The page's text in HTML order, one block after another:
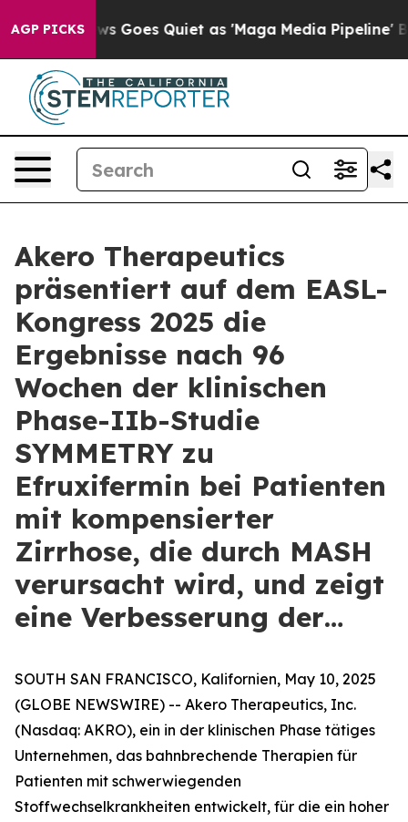
AGP PICKS
News Goes Quiet as 'Maga Media Pipeline' Backfires
Akero Therapeutics
präsentiert auf dem EASL-
Kongress 2025 die
Ergebnisse nach 96
Wochen der klinischen
Phase-IIb-Studie
SYMMETRY zu
Efruxifermin bei Patienten
mit kompensierter
Zirrhose, die durch MASH
verursacht wird, und zeigt
eine Verbesserung der…
SOUTH SAN FRANCISCO, Kalifornien, May 10, 2025
(GLOBE NEWSWIRE) -- Akero Therapeutics, Inc.
(Nasdaq: AKRO), ein in der klinischen Phase tätiges
Unternehmen, das bahnbrechende Therapien für
Patienten mit schwerwiegenden
Stoffwechselkrankheiten entwickelt, für die ein hoher